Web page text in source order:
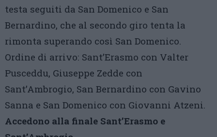
testa seguiti da San Domenico e San
Bernardino, che al secondo giro tenta la
rimonta superando così San Domenico.
Ordine di arrivo: Sant’Erasmo con Valter
Pusceddu, Giuseppe Zedde con
Sant’Ambrogio, San Bernardino con Gavino
Sanna e San Domenico con Giovanni Atzeni.
Accedono alla finale Sant’Erasmo e